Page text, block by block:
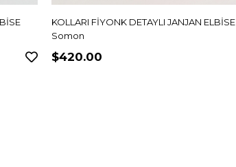
KOLLARI FİYONK DETAYLI JANJAN ELBİSE
Somon
$420.00